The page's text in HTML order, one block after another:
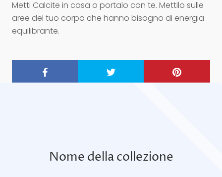
Metti Calcite in casa o portalo con te. Mettilo sulle
aree del tuo corpo che hanno bisogno di energia
equilibrante.
Nome della collezione